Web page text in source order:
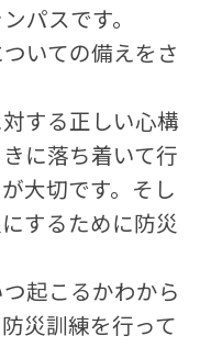
パスです。
いての備えをさ
する正しい心構
に落ち着いて行
大切です。そし
するために防災
起こるかわから
災訓練を行って